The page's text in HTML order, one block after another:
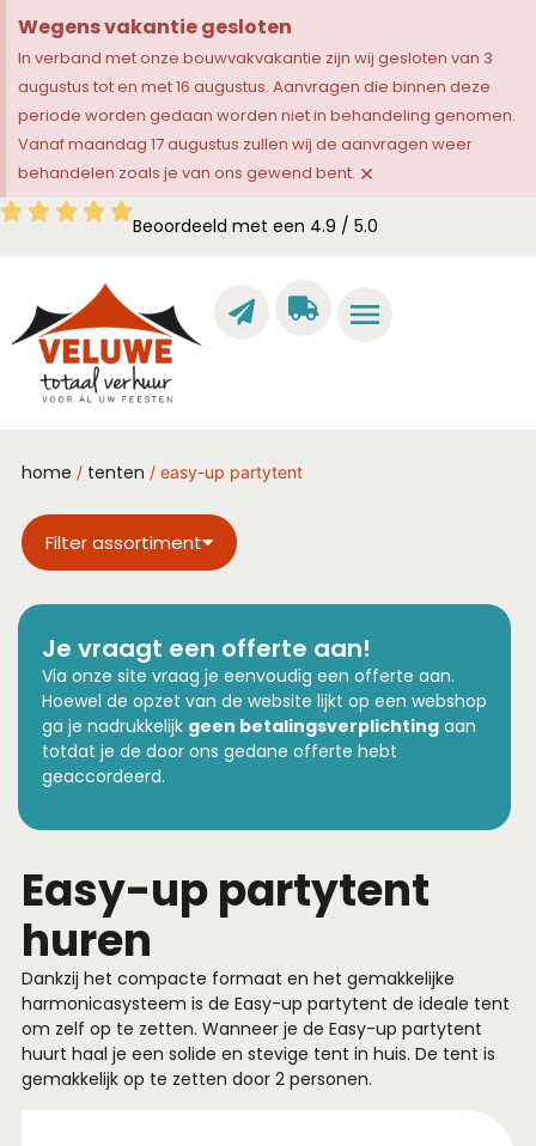
Wegens vakantie gesloten
In verband met onze bouwvakvakantie zijn wij gesloten van 3
augustus tot en met 16 augustus. Aanvragen die binnen deze
periode worden gedaan worden niet in behandeling genomen.
Vanaf maandag 17 augustus zullen wij de aanvragen weer
behandelen zoals je van ons gewend bent. ×
Beoordeeld met een 4.9 / 5.0
home / tenten / easy-up partytent
Filter assortiment
Je vraagt een offerte aan!
Via onze site vraag je eenvoudig een offerte aan.
Hoewel de opzet van de website lijkt op een webshop
ga je nadrukkelijk geen betalingsverplichting aan
totdat je de door ons gedane offerte hebt
geaccordeerd.
Easy-up partytent
huren
Dankzij het compacte formaat en het gemakkelijke
harmonicasysteem is de Easy-up partytent de ideale tent
om zelf op te zetten. Wanneer je de Easy-up partytent
huurt haal je een solide en stevige tent in huis. De tent is
gemakkelijk op te zetten door 2 personen.